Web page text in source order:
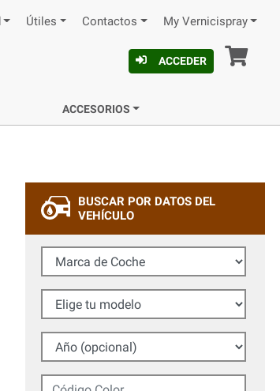
Útiles Contactos My Vernicispray
ACCEDER
ACCESORIOS
BUSCAR POR DATOS DEL
VEHÍCULO
Marca de Coche
Elige tu modelo
Año (opcional)
Código Color